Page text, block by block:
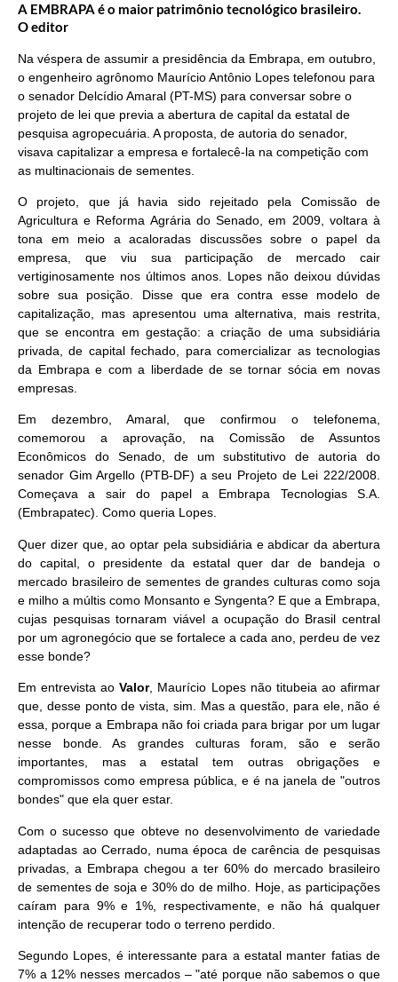
A EMBRAPA é o maior patrimônio tecnológico brasileiro.
O editor
Na véspera de assumir a presidência da Embrapa, em outubro,
o engenheiro agrônomo Maurício Antônio Lopes telefonou para
o senador Delcídio Amaral (PT-MS) para conversar sobre o
projeto de lei que previa a abertura de capital da estatal de
pesquisa agropecuária. A proposta, de autoria do senador,
visava capitalizar a empresa e fortalecê-la na competição com
as multinacionais de sementes.
O projeto, que já havia sido rejeitado pela Comissão de
Agricultura e Reforma Agrária do Senado, em 2009, voltara à
tona em meio a acaloradas discussões sobre o papel da
empresa, que viu sua participação de mercado cair
vertiginosamente nos últimos anos. Lopes não deixou dúvidas
sobre sua posição. Disse que era contra esse modelo de
capitalização, mas apresentou uma alternativa, mais restrita,
que se encontra em gestação: a criação de uma subsidiária
privada, de capital fechado, para comercializar as tecnologias
da Embrapa e com a liberdade de se tornar sócia em novas
empresas.
Em dezembro, Amaral, que confirmou o telefonema,
comemorou a aprovação, na Comissão de Assuntos
Econômicos do Senado, de um substitutivo de autoria do
senador Gim Argello (PTB-DF) a seu Projeto de Lei 222/2008.
Começava a sair do papel a Embrapa Tecnologias S.A.
(Embrapatec). Como queria Lopes.
Quer dizer que, ao optar pela subsidiária e abdicar da abertura
do capital, o presidente da estatal quer dar de bandeja o
mercado brasileiro de sementes de grandes culturas como soja
e milho a múltis como Monsanto e Syngenta? E que a Embrapa,
cujas pesquisas tornaram viável a ocupação do Brasil central
por um agronegócio que se fortalece a cada ano, perdeu de vez
esse bonde?
Em entrevista aoValor, Maurício Lopes não titubeia ao afirmar
que, desse ponto de vista, sim. Mas a questão, para ele, não é
essa, porque a Embrapa não foi criada para brigar por um lugar
nesse bonde. As grandes culturas foram, são e serão
importantes, mas a estatal tem outras obrigações e
compromissos como empresa pública, e é na janela de "outros
bondes" que ela quer estar.
Com o sucesso que obteve no desenvolvimento de variedade
adaptadas ao Cerrado, numa época de carência de pesquisas
privadas, a Embrapa chegou a ter 60% do mercado brasileiro
de sementes de soja e 30% do de milho. Hoje, as participações
caíram para 9% e 1%, respectivamente, e não há qualquer
intenção de recuperar todo o terreno perdido.
Segundo Lopes, é interessante para a estatal manter fatias de
7% a 12% nesses mercados – "até porque não sabemos o que